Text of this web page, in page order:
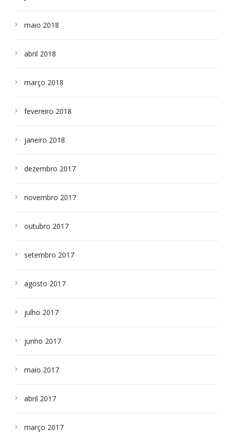
maio 2018
abril 2018
março 2018
fevereiro 2018
janeiro 2018
dezembro 2017
novembro 2017
outubro 2017
setembro 2017
agosto 2017
julho 2017
junho 2017
maio 2017
abril 2017
março 2017